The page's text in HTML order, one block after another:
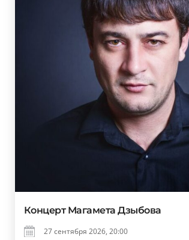
Концерт Магамета Дзыбова
27 сентября 2026, 20:00